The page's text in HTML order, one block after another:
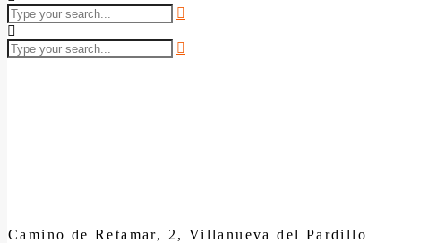
Camino de Retamar, 2, Villanueva del Pardillo